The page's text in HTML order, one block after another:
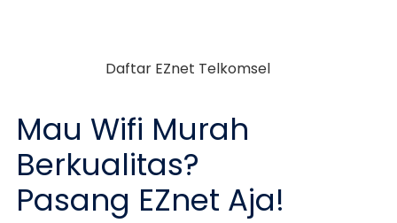
Mau Wifi Murah
Berkualitas?
Pasang EZnet Aja!